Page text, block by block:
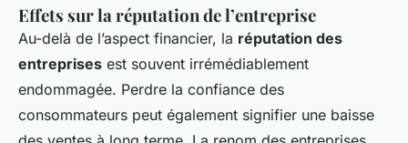
Effets sur la réputation de l’entreprise
Au-delà de l’aspect financier, la réputation des
entreprises est souvent irrémédiablement
endommagée. Perdre la confiance des
consommateurs peut également signifier une baisse